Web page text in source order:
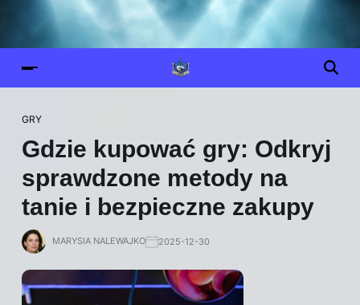
GRY
Gdzie kupować gry: Odkryj
sprawdzone metody na
tanie i bezpieczne zakupy
MARYSIA NALEWAJKO 2025-12-30